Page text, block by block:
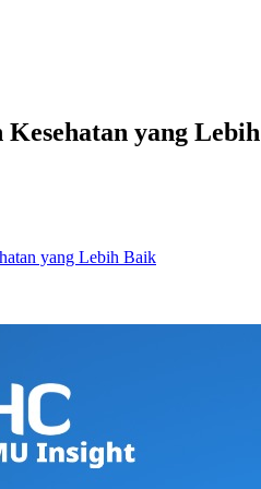
yang
yang Lebih Baik